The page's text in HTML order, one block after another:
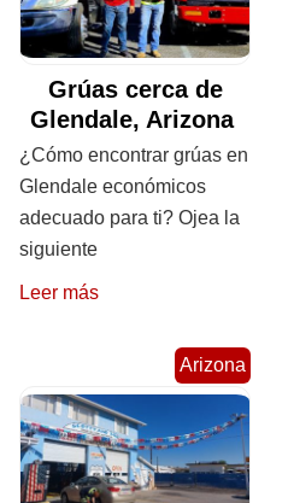
Grúas cerca de
Glendale, Arizona
¿Cómo encontrar grúas en
Glendale económicos
adecuado para ti? Ojea la
siguiente
Leer más
Arizona